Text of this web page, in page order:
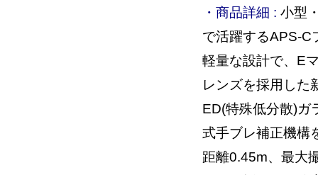
・商品詳細 : 小型
で活躍するAPS-C
軽量な設計で、E
レンズを採用した
ED(特殊低分散)ガ
式手ブレ補正機構
距離0.45m、最大